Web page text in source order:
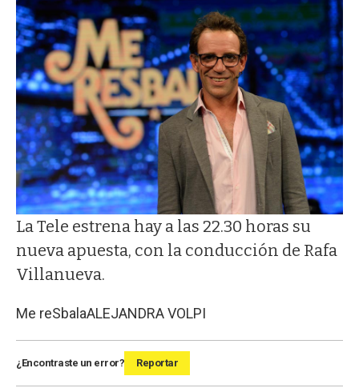
La Tele estrena hay a las 22.30 horas su
nueva apuesta, con la conducción de Rafa
Villanueva.
Me reSbalaALEJANDRA VOLPI
¿Encontraste un error? Reportar